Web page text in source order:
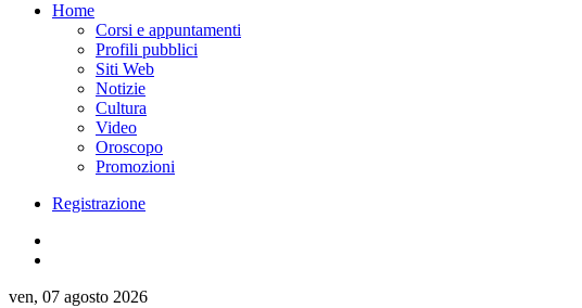
Home
Corsi e appuntamenti
Profili pubblici
Siti Web
Notizie
Cultura
Video
Oroscopo
Promozioni
Registrazione
ven, 07 agosto 2026